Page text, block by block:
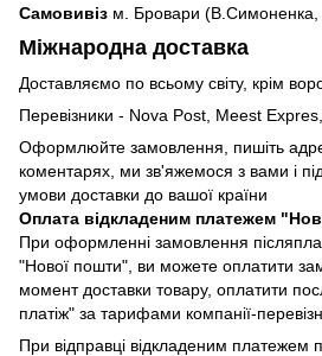
Самовивіз м. Бровари
Міжнародна доставка
Доставляємо по всьому світу, крім
Перевізники - Nova Post, Meest
Оформлюйте замовлення, пишіть
коментарях, ми зв'яжемося з вами і
умови доставки до вашої країни
Оплата відкладеним платежем
При оформленні замовлення
"Нової пошти", ви можете оплатити
момент доставки товару, оплатити
платіж" за тарифами компанії-
При відправці відкладеним платежем